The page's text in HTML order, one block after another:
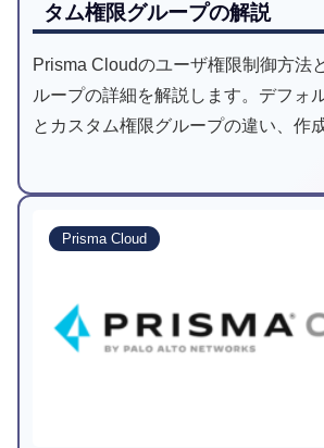
タム権限グループの解説
Prisma Cloudのユーザ権限制御方法
ループの詳細を解説します。デフォ
とカスタム権限グループの違い、作
可能な権限の一覧を紹介し、最適な
Prisma Cloud